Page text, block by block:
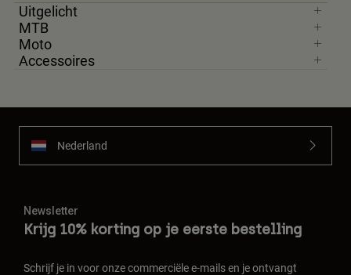
Uitgelicht
MTB
Moto
Accessoires
Nederland
Newsletter
Krijg 10% korting op je eerste bestelling
Schrijf je in voor onze commerciële e-mails en je ontvangt